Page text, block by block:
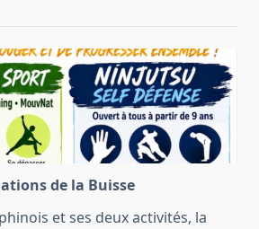
de la Buisse
et ses deux activités, la